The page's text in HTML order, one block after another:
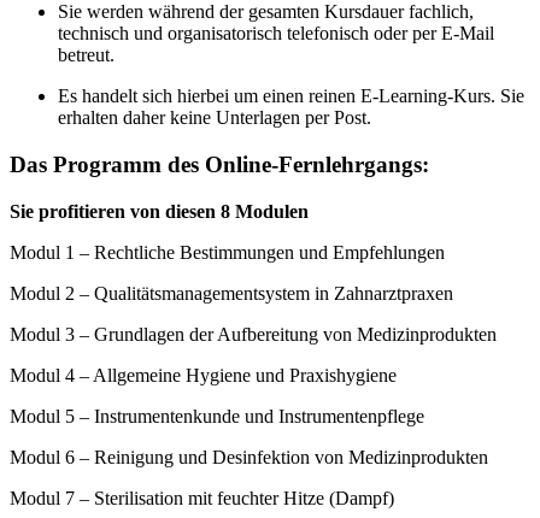
Sie werden während der gesamten Kursdauer fachlich,
technisch und organisatorisch telefonisch oder per E-Mail
betreut.
Es handelt sich hierbei um einen reinen E-Learning-Kurs. Sie
erhalten daher keine Unterlagen per Post.
Das Programm des Online-Fernlehrgangs:
Sie profitieren von diesen 8 Modulen
Modul 1 – Rechtliche Bestimmungen und Empfehlungen
Modul 2 – Qualitätsmanagementsystem in Zahnarztpraxen
Modul 3 – Grundlagen der Aufbereitung von Medizinprodukten
Modul 4 – Allgemeine Hygiene und Praxishygiene
Modul 5 – Instrumentenkunde und Instrumentenpflege
Modul 6 – Reinigung und Desinfektion von Medizinprodukten
Modul 7 – Sterilisation mit feuchter Hitze (Dampf)